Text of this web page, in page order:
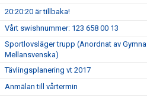
20:20:20 är tillbaka!
Vårt swishnummer: 123 658 00 13
Sportlovsläger trupp (Anordnat av
Mellansvenska)
Tävlingsplanering vt 2017
Anmälan till vårtermin